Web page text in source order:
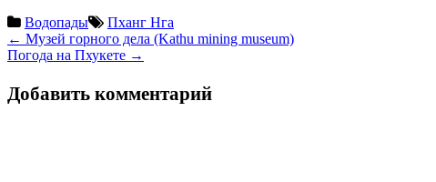
Водопады
Пханг Нга
Навигация
по
записям
← Музей горного дела (Kathu mining museum)
Погода на Пхукете →
Добавить комментарий